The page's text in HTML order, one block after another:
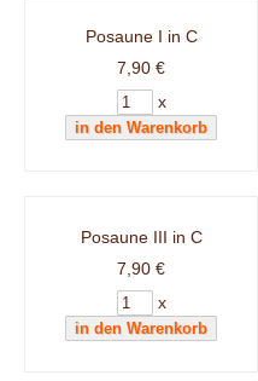
Posaune I in C
7,90 €
x
Posaune III in C
7,90 €
x